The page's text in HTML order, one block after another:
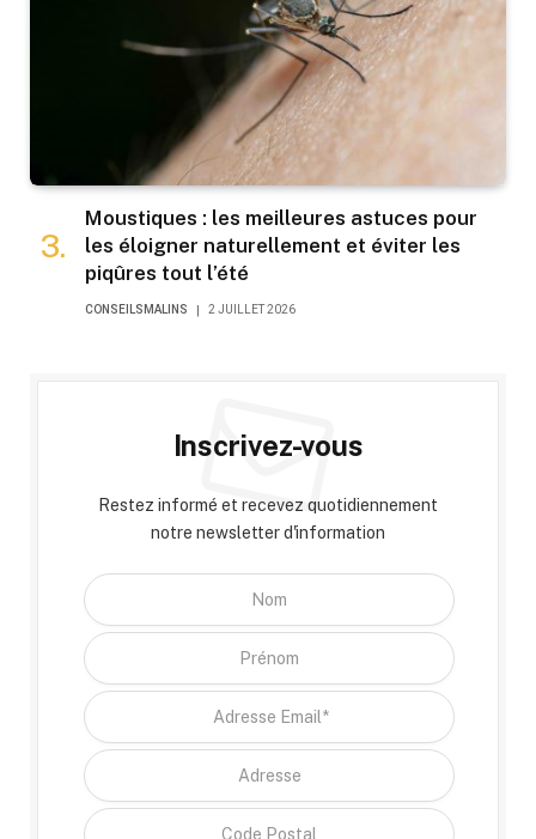
Moustiques : les meilleures astuces pour
les éloigner naturellement et éviter les
piqûres tout l’été
CONSEILSMALINS 2 JUILLET 2026
Inscrivez-vous
Restez informé et recevez quotidiennement
notre newsletter d'information